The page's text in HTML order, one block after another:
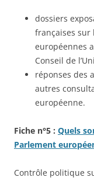
dossiers
françaises sur
européennes
Conseil de
réponses des
autres
européenne.
Fiche n°5 : Quels
Parlement
Contrôle politique